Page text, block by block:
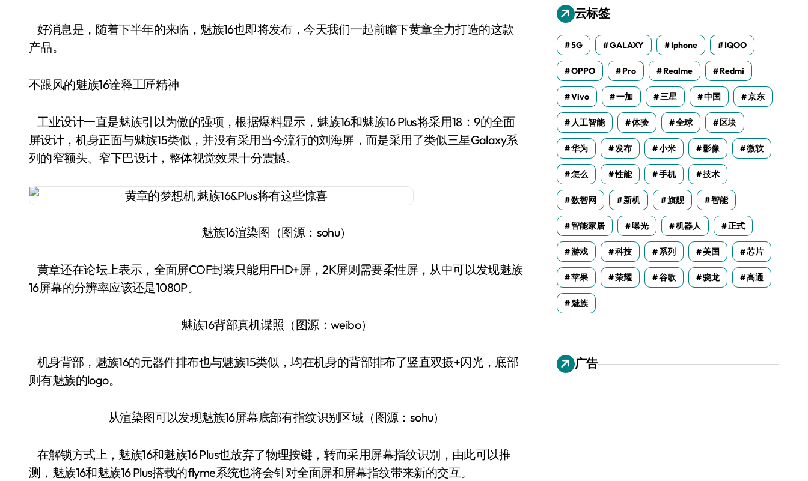
好消息是，随着下半年的来临，魅族16也即将发布，今天我们一起前瞻下黄章全力打造的这款
产品。
不跟风的魅族16诠释工匠精神
工业设计一直是魅族引以为傲的强项，根据爆料显示，魅族16和魅族16 Plus将采用18：9的全面
屏设计，机身正面与魅族15类似，并没有采用当今流行的刘海屏，而是采用了类似三星Galaxy系
列的窄额头、窄下巴设计，整体视觉效果十分震撼。
魅族16渲染图（图源：sohu）
黄章还在论坛上表示，全面屏COF封装只能用FHD+屏，2K屏则需要柔性屏，从中可以发现魅族
16屏幕的分辨率应该还是1080P。
魅族16背部真机谍照（图源：weibo）
机身背部，魅族16的元器件排布也与魅族15类似，均在机身的背部排布了竖直双摄+闪光，底部
则有魅族的logo。
从渲染图可以发现魅族16屏幕底部有指纹识别区域（图源：sohu）
在解锁方式上，魅族16和魅族16 Plus也放弃了物理按键，转而采用屏幕指纹识别，由此可以推
测，魅族16和魅族16 Plus搭载的flyme系统也将会针对全面屏和屏幕指纹带来新的交互。
云标签
5G GALAXY Iphone IQOO
OPPO Pro Realme Redmi
Vivo 一加 三星 中国 京东
人工智能 体验 全球 区块
华为 发布 小米 影像 微软
怎么 性能 手机 技术
数智网 新机 旗舰 智能
智能家居 曝光 机器人 正式
游戏 科技 系列 美国 芯片
苹果 荣耀 谷歌 骁龙 高通
魅族
广告